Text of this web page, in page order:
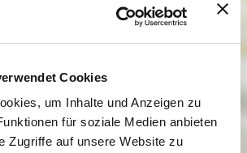
Cookies
um Inhalte und Anzeigen zu
für soziale Medien anbieten
Zugriffe auf unsere Website zu
RÜCKFLUGDATUM:
(2 BIS 12 JAHRE):
(BIS 2 JAHRE):